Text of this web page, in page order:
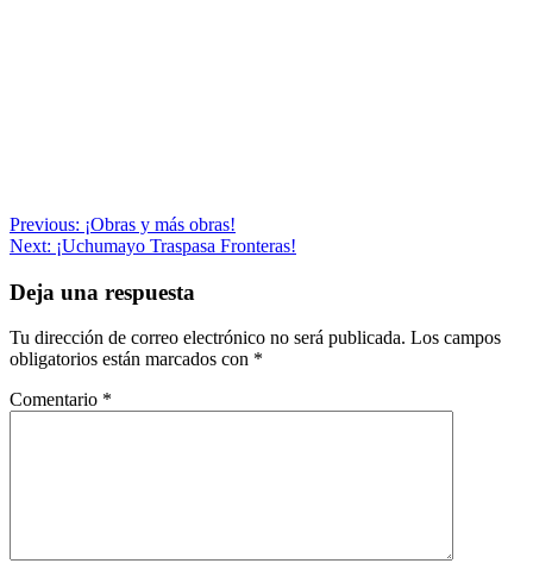
Navegación
de
entradas
Previous: ¡Obras y más obras!
Next: ¡Uchumayo Traspasa Fronteras!
Deja una respuesta
Tu dirección de correo electrónico no será publicada. Los campos
obligatorios están marcados con *
Comentario *